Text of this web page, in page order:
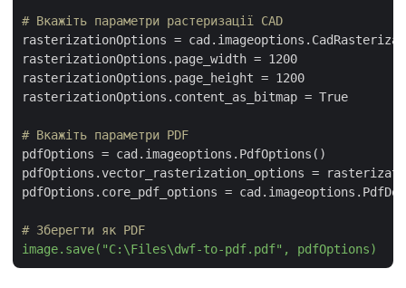
# Вкажіть параметри растеризації CAD
rasterizationOptions =
rasterizationOptions.page_width = 1200
rasterizationOptions.page_height = 1200
rasterizationOptions.content_as_bitmap = True
# Вкажіть параметри PDF
pdfOptions = cad.imageoptions.PdfOptions()
pdfOptions.vector_rasterization_options =
pdfOptions.core_pdf_options =
# Зберегти як PDF
image.save("C:\Files\dwf-to-pdf.pdf", pdfOptions)